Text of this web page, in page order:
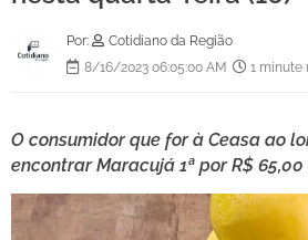
Por:
Cotidiano da Região
8/16/2023 06:05:00 AM
1 minute
O consumidor que for à Ceasa ao
encontrar Maracujá 1ª por R$